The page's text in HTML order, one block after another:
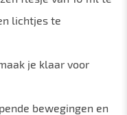
lichtjes te
je klaar voor
bewegingen en